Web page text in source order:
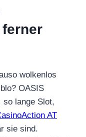
wolkenlos
OASIS
so lange Slot,
AT
sie sind.